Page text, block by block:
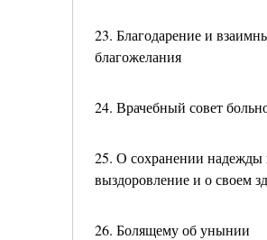
23. Благодарение и
благожелания
24. Врачебный совет
25. О сохранении надежды
выздоровление и о своем
26. Болящему об унынии